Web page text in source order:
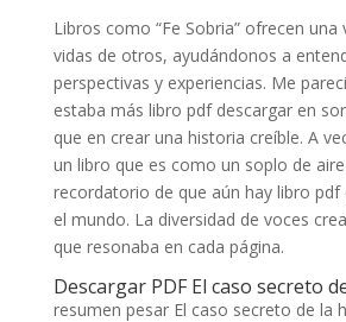
Libros como “Fe Sobria” ofrecen una
vidas de otros, ayudándonos a
perspectivas y experiencias. Me
estaba más libro pdf descargar en
que en crear una historia creíble. A
un libro que es como un soplo de
recordatorio de que aún hay libro pdf
el mundo. La diversidad de voces
que resonaba en cada página.
Descargar PDF El caso secreto
resumen pesar El caso secreto de la